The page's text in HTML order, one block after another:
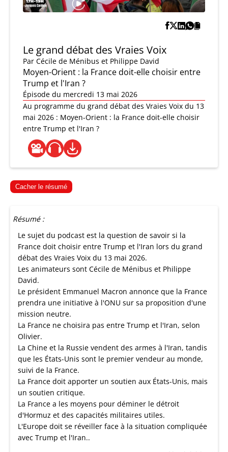
Le grand débat des Vraies Voix
Par Cécile de Ménibus et Philippe David
Moyen-Orient : la France doit-elle choisir entre
Trump et l'Iran ?
Épisode du mercredi 13 mai 2026
Au programme du grand débat des Vraies Voix du 13
mai 2026 : Moyen-Orient : la France doit-elle choisir
entre Trump et l'Iran ?
Cacher le résumé
Résumé :
Le sujet du podcast est la question de savoir si la
France doit choisir entre Trump et l'Iran lors du grand
débat des Vraies Voix du 13 mai 2026.
Les animateurs sont Cécile de Ménibus et Philippe
David.
Le président Emmanuel Macron annonce que la France
prendra une initiative à l'ONU sur sa proposition d'une
mission neutre.
La France ne choisira pas entre Trump et l'Iran, selon
Olivier.
La Chine et la Russie vendent des armes à l'Iran, tandis
que les États-Unis sont le premier vendeur au monde,
suivi de la France.
La France doit apporter un soutien aux États-Unis, mais
un soutien critique.
La France a les moyens pour déminer le détroit
d'Hormuz et des capacités militaires utiles.
L'Europe doit se réveiller face à la situation compliquée
avec Trump et l'Iran..